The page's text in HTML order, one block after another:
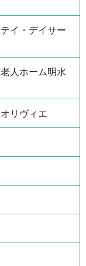
イ・デイサー
人ホーム明水
リヴィエ